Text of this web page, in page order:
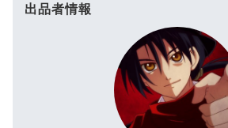
出品者情報